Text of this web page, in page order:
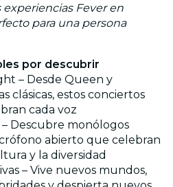
experiencias Fever en
para una persona
por descubrir
– Desde Queen y
clásicas, estos conciertos
cada voz
Descubre monólogos
abierto que celebran
y la diversidad
– Vive nuevos mundos,